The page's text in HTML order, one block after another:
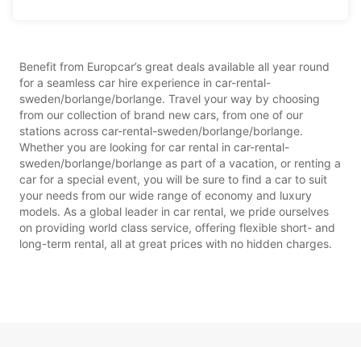
Benefit from Europcar’s great deals available all year round
for a seamless car hire experience in car-rental-
sweden/borlange/borlange. Travel your way by choosing
from our collection of brand new cars, from one of our
stations across car-rental-sweden/borlange/borlange.
Whether you are looking for car rental in car-rental-
sweden/borlange/borlange as part of a vacation, or renting a
car for a special event, you will be sure to find a car to suit
your needs from our wide range of economy and luxury
models. As a global leader in car rental, we pride ourselves
on providing world class service, offering flexible short- and
long-term rental, all at great prices with no hidden charges.